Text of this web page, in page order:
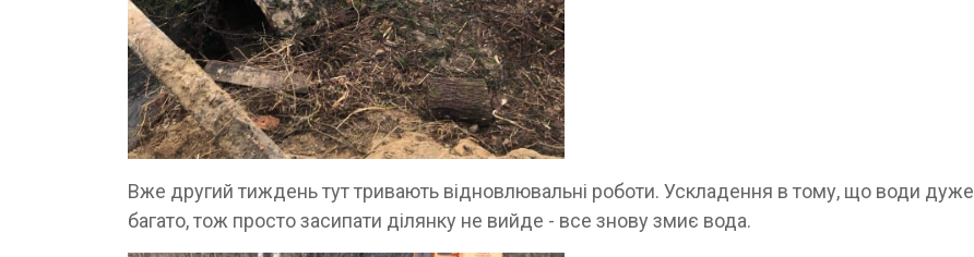
Вже другий тиждень тут тривають відновлювальні роботи. Ускладення в тому, що води дуже
багато, тож просто засипати ділянку не вийде - все знову змиє вода.